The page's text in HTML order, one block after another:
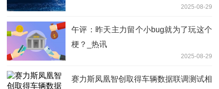
2025-08-29
午评：昨天主力留个小bug就为了玩这个
梗？_热讯
2025-08-29
赛力斯凤凰智创取得车辆数据联调测试相